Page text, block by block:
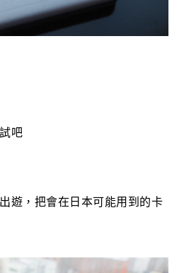
吧
遊，把會在日本可能用到的卡